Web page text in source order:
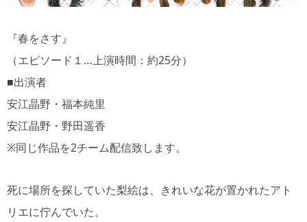
『春をさす』
（エピソード１…上演時間：約25分）
■出演者
安江晶野・福本純里
安江晶野・野田遥香
※同じ作品を2チーム配信致します。
死に場所を探していた梨絵は、きれいな花が置かれたアト
リエに佇んでいた。